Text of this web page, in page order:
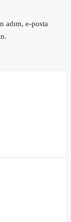
adım, e-posta